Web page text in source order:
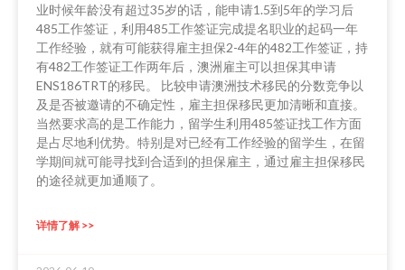
业时候年龄没有超过35岁的话，能申请1.5到5年的学习后
485工作签证，利用485工作签证完成提名职业的起码一年
工作经验，就有可能获得雇主担保2-4年的482工作签证，持
有482工作签证工作两年后，澳洲雇主可以担保其申请
ENS186TRT的移民。 比较申请澳洲技术移民的分数竞争以
及是否被邀请的不确定性，雇主担保移民更加清晰和直接。
当然要求高的是工作能力，留学生利用485签证找工作方面
是占尽地利优势。特别是对已经有工作经验的留学生，在留
学期间就可能寻找到合适到的担保雇主，通过雇主担保移民
的途径就更加通顺了。
详情了解 >>